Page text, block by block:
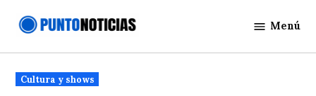
Noticias
Menú
Publicado
en
Cultura y shows